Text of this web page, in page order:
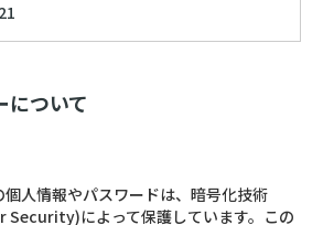
について
人情報やパスワードは、暗号化技術
によって保護しています。この